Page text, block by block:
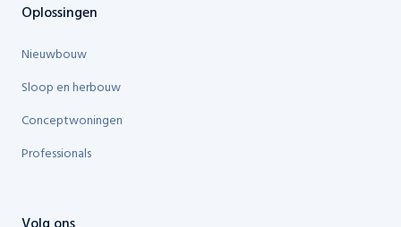
Oplossingen
Nieuwbouw
Sloop en herbouw
Conceptwoningen
Professionals
Volg ons